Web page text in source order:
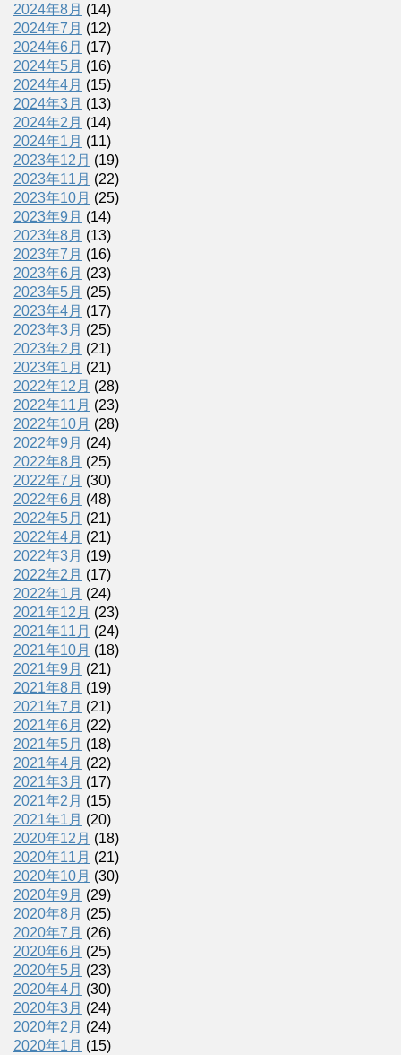
2024年8月 (14)
2024年7月 (12)
2024年6月 (17)
2024年5月 (16)
2024年4月 (15)
2024年3月 (13)
2024年2月 (14)
2024年1月 (11)
2023年12月 (19)
2023年11月 (22)
2023年10月 (25)
2023年9月 (14)
2023年8月 (13)
2023年7月 (16)
2023年6月 (23)
2023年5月 (25)
2023年4月 (17)
2023年3月 (25)
2023年2月 (21)
2023年1月 (21)
2022年12月 (28)
2022年11月 (23)
2022年10月 (28)
2022年9月 (24)
2022年8月 (25)
2022年7月 (30)
2022年6月 (48)
2022年5月 (21)
2022年4月 (21)
2022年3月 (19)
2022年2月 (17)
2022年1月 (24)
2021年12月 (23)
2021年11月 (24)
2021年10月 (18)
2021年9月 (21)
2021年8月 (19)
2021年7月 (21)
2021年6月 (22)
2021年5月 (18)
2021年4月 (22)
2021年3月 (17)
2021年2月 (15)
2021年1月 (20)
2020年12月 (18)
2020年11月 (21)
2020年10月 (30)
2020年9月 (29)
2020年8月 (25)
2020年7月 (26)
2020年6月 (25)
2020年5月 (23)
2020年4月 (30)
2020年3月 (24)
2020年2月 (24)
2020年1月 (15)